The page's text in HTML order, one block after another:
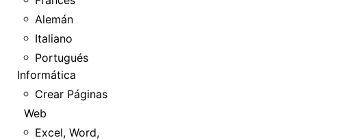
Alemán
Italiano
Portugués
Informática
Crear Páginas
Web
Excel, Word,